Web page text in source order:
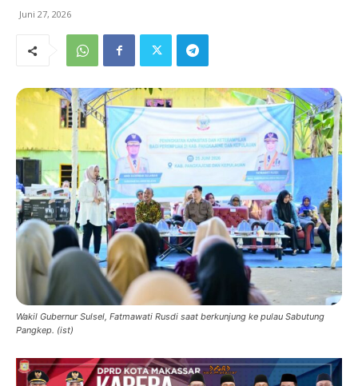
Juni 27, 2026
Wakil Gubernur Sulsel, Fatmawati Rusdi saat berkunjung ke pulau Sabutung
Pangkep. (ist)